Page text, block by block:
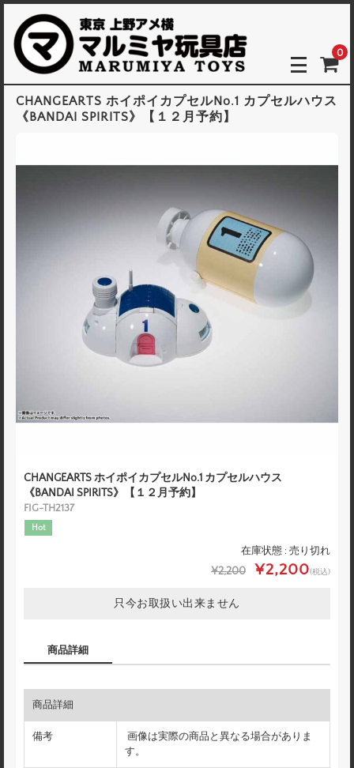
0
CHANGEARTS ホイポイカプセルNo.1 カプセルハウス
《BANDAI SPIRITS》【１２月予約】
CHANGEARTS ホイポイカプセルNo.1 カプセルハウス
《BANDAI SPIRITS》【１２月予約】
FIG-TH2137
Hot
在庫状態 : 売り切れ
¥2,200 ¥2,200(税込)
只今お取扱い出来ません
商品詳細
商品詳細
備考
画像は実際の商品と異なる場合がありま
す。